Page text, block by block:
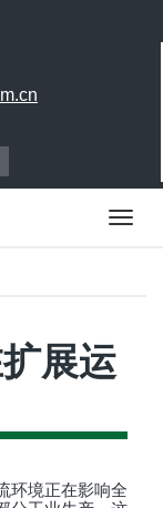
展运
环境正在影响全